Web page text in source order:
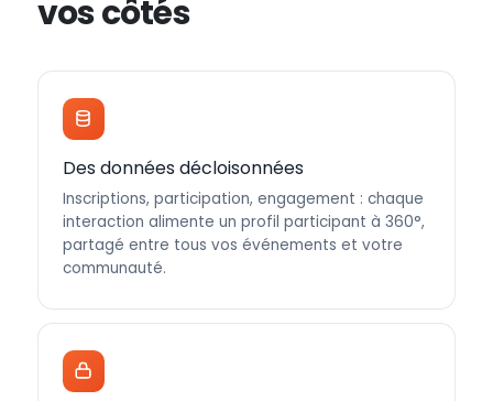
vos côtés
Des données décloisonnées
Inscriptions, participation, engagement : chaque
interaction alimente un profil participant à 360°,
partagé entre tous vos événements et votre
communauté.